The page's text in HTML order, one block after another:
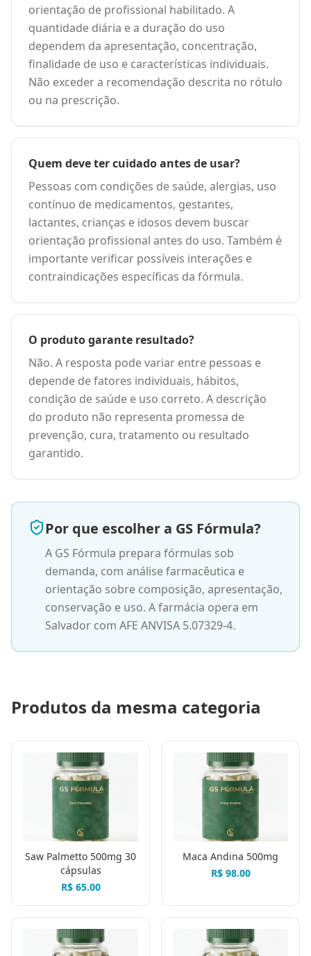
orientação de profissional habilitado. A
quantidade diária e a duração do uso
dependem da apresentação, concentração,
finalidade de uso e características individuais.
Não exceder a recomendação descrita no rótulo
ou na prescrição.
Quem deve ter cuidado antes de usar?
Pessoas com condições de saúde, alergias, uso
contínuo de medicamentos, gestantes,
lactantes, crianças e idosos devem buscar
orientação profissional antes do uso. Também é
importante verificar possíveis interações e
contraindicações específicas da fórmula.
O produto garante resultado?
Não. A resposta pode variar entre pessoas e
depende de fatores individuais, hábitos,
condição de saúde e uso correto. A descrição
do produto não representa promessa de
prevenção, cura, tratamento ou resultado
garantido.
Por que escolher a GS Fórmula?
A GS Fórmula prepara fórmulas sob
demanda, com análise farmacêutica e
orientação sobre composição, apresentação,
conservação e uso. A farmácia opera em
Salvador com AFE ANVISA 5.07329-4.
Produtos da mesma categoria
Saw Palmetto 500mg 30
cápsulas
R$ 65.00
Maca Andina 500mg
R$ 98.00